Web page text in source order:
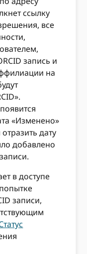
ссылку
все
запись и
на
«Изменено»
дату
добавлено
в доступе
записи,